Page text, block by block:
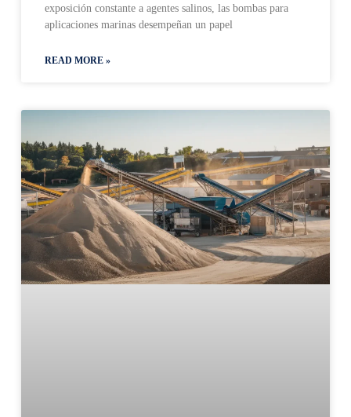
exposición constante a agentes salinos, las bombas para
aplicaciones marinas desempeñan un papel
READ MORE »